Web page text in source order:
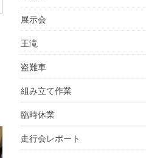
展示会
王滝
盗難車
組み立て作業
臨時休業
走行会レポート